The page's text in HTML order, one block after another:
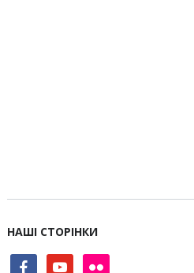
НАШІ СТОРІНКИ
facebookyoutube flickr